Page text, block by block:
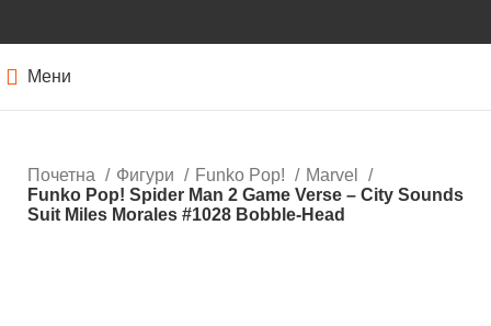
Мени
Почетна Фигури Funko Pop!
Marvel
Funko Pop! Spider Man 2 Game Verse – City Sounds
Suit Miles Morales #1028 Bobble-Head